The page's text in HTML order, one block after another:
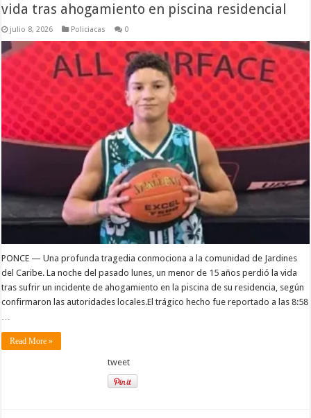
vida tras ahogamiento en piscina residencial
julio 8, 2026 Policiacas 0
PONCE — Una profunda tragedia conmociona a la comunidad de Jardines
del Caribe. La noche del pasado lunes, un menor de 15 años perdió la vida
tras sufrir un incidente de ahogamiento en la piscina de su residencia, según
confirmaron las autoridades locales.El trágico hecho fue reportado a las 8:58
…
Read More »
tweet